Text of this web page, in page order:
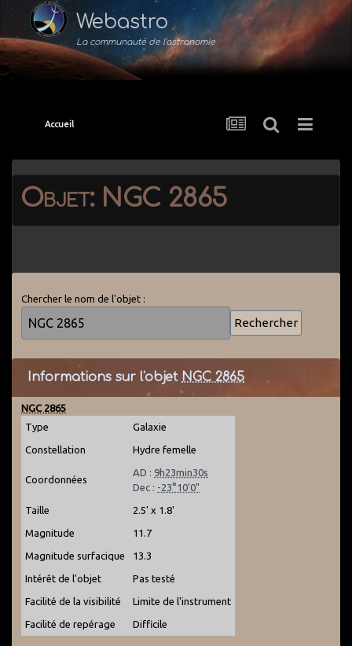
Webastro
La communauté de l'astronomie
Accueil
Objet: NGC 2865
Chercher le nom de l'objet :
Informations sur l'objet NGC 2865
NGC 2865
Type
Galaxie
Constellation Hydre femelle
Coordonnées
AD : 9h23min30s
Dec : -23°10'0"
Taille 2.5' x 1.8'
Magnitude 11.7
Magnitude surfacique 13.3
Intérêt de l'objet Pas testé
Facilité de la visibilité Limite de l'instrument
Facilité de repérage Difficile